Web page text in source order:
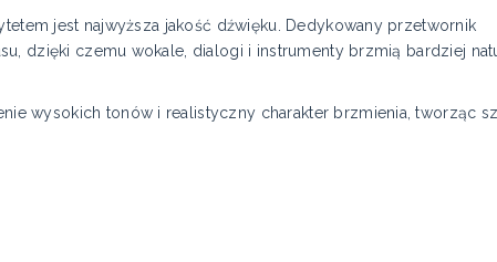
jest najwyższa jakość dźwięku. Dedykowany przetwornik
dzięki czemu wokale, dialogi i instrumenty brzmią bardziej
wysokich tonów i realistyczny charakter brzmienia, tworząc